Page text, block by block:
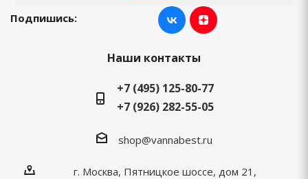
Подпишись:
Наши контакты
+7 (495) 125-80-77
+7 (926) 282-55-05
shop@vannabest.ru
г. Москва, Пятницкое шоссе, дом 21,